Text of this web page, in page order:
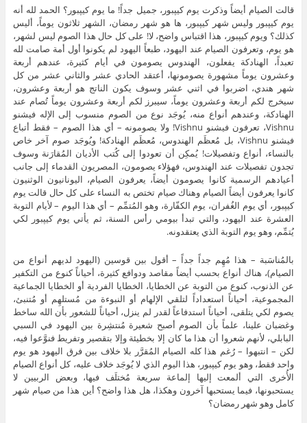
قالت الصيام أيضاً وذكرت يوم كيپبور، جميل جداً! ما يوم كيپبور؟ الحمد لله أنه
يوم كيپبور وليس شهر كيپبور، ها هو شهر رمضان، الشهر ثلاثون يوماً، أليس
كذلك؟ ويوم كيپبور، هذا اقتباس واضح، لا! على كل حال هذا الصوم ليس لشهر،
هو يوم، وتعرفون الصيام عند اليهود، طبعاً اليهود لم يكونوا أول أمة صامت لله
تعبداً، الهنادكة يفعلون، الهندوس يصومون في أيام كثيرة، عندهم أربعة
وعشرون يوماً مشهورة يصومونها، أعتقد الحادي عشر والثاني عشر من كل
شهر هندي، اضربوا في اثني عشر وسوف يكون الناتج هو أربعة وعشرون،
سيخرج لكم أربعة وعشرون يوماً، سيبرز لكم أربعة وعشرون يوماً تُصام عند
الهنادكة، وعندهم أنواع منه، يُوجَد نوع من الصوم منسوب إلى الإله فيشنو
Vishnu، تعرفون فيشنو Vishnu! ولا يصومونه – أي هذا الصوم – فقط أتباع
فيشنو Vishnu، بل مُعظَم الهندوس، مُعظَم الهنادكة! ويُوجَد صوم آخر خاص
بالنساء، أنواع وتفصيلات! يُمكِن أن تعودوا إلى كُتب الأديان المُقارَنة وسوف
تجدون تفصيلات عند الهندوس، فهؤلاء يصومون، المصريون القدماء إلى جانب
أعيادهم الرسمية كانوا يصومون أيضاً، يعرفون الصيام، اليونانيون الوثنيون
كانوا يعرفون أيضاً الصيام وهناك صيام تختص به النساء على كل حال قالت يوم
كيپبور، أي يوم الغُفران، يوم الكفّارة، وهو المُتمِّم – أي هذا اليوم – لأيام التوبة
العشرة عند اليهود، والتي تبدأ بيومي رأس السنة، ثم يأتي يوم كيپبور لكي
يُتمِّم، وهو يوم التوبة الذي يعتقدونه.
بالمُناسَبة – هذا مُهِم جداً جداً – أقول بين قوسين (اليهود لديهم أنواع من
الصيام)، هناك أنواع بحسب أيضاً مقاصد ودوافع كثيرة، أحياناً كنوع من التكفير
عن الذنوب، كنوع من التوبة عن الخطايا، الخطايا الفردية أو الخطايا الجماعية
المجموعية، أحياناً استعداداً لتلقي الإلهام أو النبوءة من مُستلهِم أو مُتنبئ،
يصوم لكي يتلقى، أحياناً استدفاعاً لقدر لم ينزل، أحياناً للشعور بأن الله ساخط
وغضبان علينا، علماً بأن الصوم أصبح شعيرة مُنتشِرة بين اليهود في السبي
البابلي، لأنهم شعروا أن هذا ما كان إلا بخطيئة وإلا بتقصير وتفريط فنوَّعوا فيه،
لكن – انتبهوا – رُغم هذا كله الصيام المُقرَّر بلا خلاف بين فرق اليهود هو يوم
واحد فقط، وهو يوم كيپبور، هذا اليوم الذي لا يُوجَد خلاف عليه، كل أنواع الصيام
الأُخرى التي ألمعت إليها إلماعة سريعة مُختلَف فيها، وبعض الربيين لا
يستحبونها، فيما يستحبها آخرون وهكذا، هل هذا واضح؟ أين هذا من صيام شهر
كامل وهو شهر رمضان؟